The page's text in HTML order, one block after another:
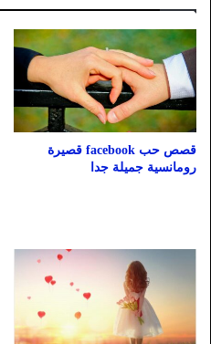
قصص حب facebook قصيرة
رومانسية جميلة جدا